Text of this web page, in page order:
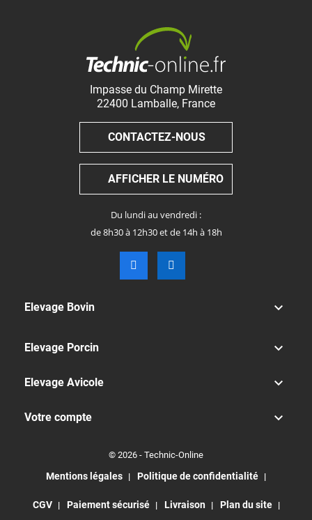
Impasse du Champ Mirette
22400 Lamballe, France
CONTACTEZ-NOUS
AFFICHER LE NUMÉRO
Du lundi au vendredi :
de 8h30 à 12h30 et de 14h à 18h
Elevage Bovin 
Elevage Porcin 
Elevage Avicole 
Votre compte 
© 2026 - Technic-Online
Mentions légales Politique de confidentialité
CGV Paiement sécurisé Livraison Plan du site